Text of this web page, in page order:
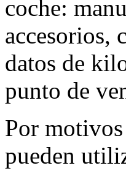
coche:
accesorios,
datos de
punto de
Por
pueden